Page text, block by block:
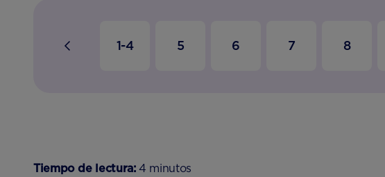
1-4 5 6 7 8
Tiempo de lectura: 4 minutos